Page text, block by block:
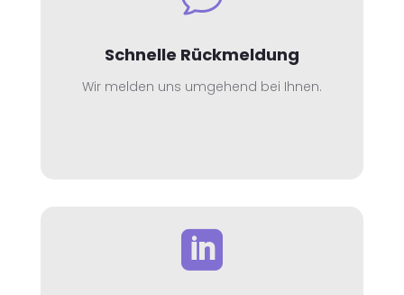
Schnelle Rückmeldung
Wir melden uns umgehend bei Ihnen.
